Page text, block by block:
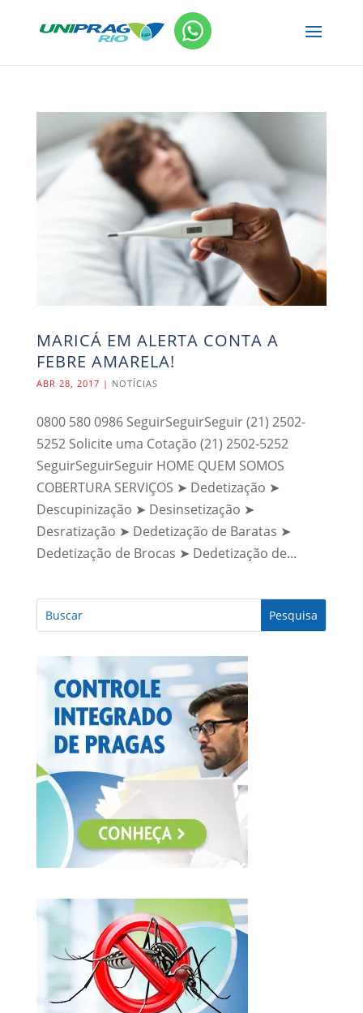
MARICÁ EM ALERTA CONTA A
FEBRE AMARELA!
ABR 28, 2017 | NOTÍCIAS
0800 580 0986 SeguirSeguirSeguir (21) 2502-
5252 Solicite uma Cotação (21) 2502-5252
SeguirSeguirSeguir HOME QUEM SOMOS
COBERTURA SERVIÇOS ➤ Dedetização ➤
Descupinização ➤ Desinsetização ➤
Desratização ➤ Dedetização de Baratas ➤
Dedetização de Brocas ➤ Dedetização de...